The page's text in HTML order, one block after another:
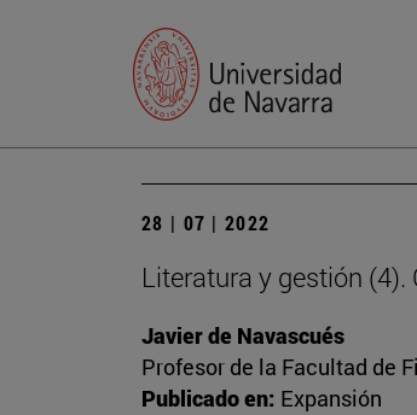
28 | 07 | 2022
Literatura y gestión
Javier de Navascués
Profesor de la Facultad de
Publicado en: Expansión